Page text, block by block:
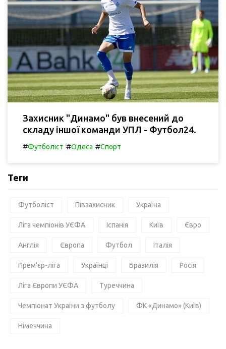
Захисник "Динамо" був внесений до
складу іншої команди УПЛ - Футбол24.
#Футболіст #Одеса #Спорт
Теги
Футболіст Півзахисник Україна
Ліга чемпіонів УЄФА Іспанія Київ Євро
Англія Європа Футбол Італія
Прем'єр-ліга Українці Бразилія Росія
Ліга Європи УЄФА Туреччина
Чемпіонат України з футболу ФК «Динамо» (Київ)
Німеччина